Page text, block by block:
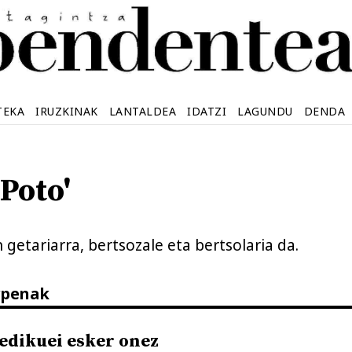
IRUZKINAK LANTALDEA IDATZI LAGUNDU DENDA
bertsozale eta bertsolaria da.
esker onez